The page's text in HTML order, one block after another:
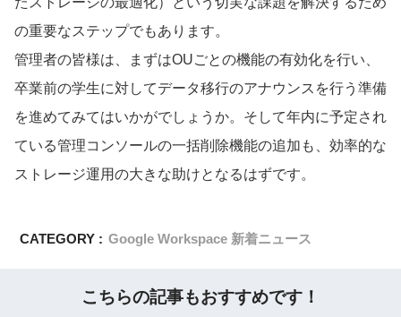
の重要なステップでもあります。
管理者の皆様は、まずはOUごとの機能の有効化を行い、
卒業前の学生に対してデータ移行のアナウンスを行う準備
を進めてみてはいかがでしょうか。そして年内に予定され
ている管理コンソールの一括削除機能の追加も、効率的な
ストレージ運用の大きな助けとなるはずです。
CATEGORY : Google Workspace 新着ニュース
こちらの記事もおすすめです！